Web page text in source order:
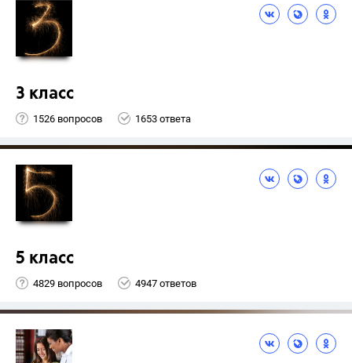
3 класс
1526 вопросов 1653 ответа
5 класс
4829 вопросов 4947 ответов